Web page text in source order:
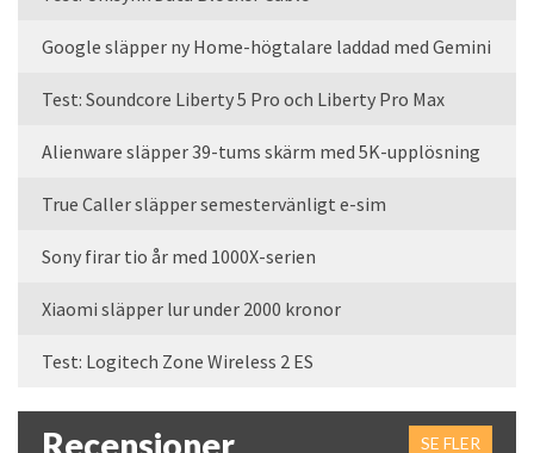
Google släpper ny Home-högtalare laddad med Gemini
Test: Soundcore Liberty 5 Pro och Liberty Pro Max
Alienware släpper 39-tums skärm med 5K-upplösning
True Caller släpper semestervänligt e-sim
Sony firar tio år med 1000X-serien
Xiaomi släpper lur under 2000 kronor
Test: Logitech Zone Wireless 2 ES
SE FLER